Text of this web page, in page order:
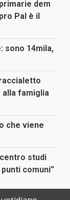
dem
Pal è il
sono 14mila,
famiglia
che viene
studi
comuni”